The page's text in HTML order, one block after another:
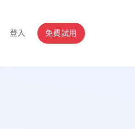
登入 免費試用